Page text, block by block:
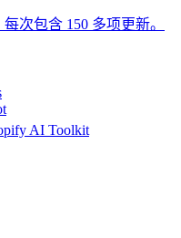
次包含 150 多项更新。
AI Toolkit